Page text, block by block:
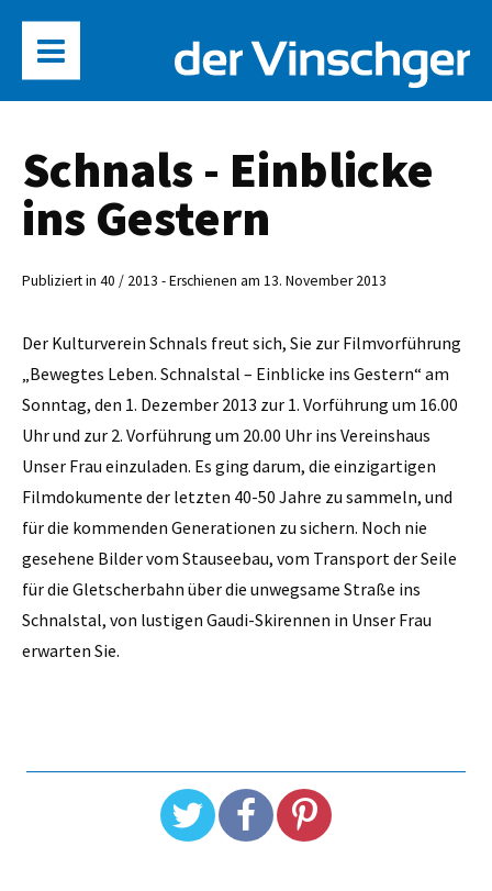
Schnals - Einblicke
ins Gestern
Publiziert in 40 / 2013 - Erschienen am 13. November 2013
Der Kulturverein Schnals freut sich, Sie zur Filmvorführung
„Bewegtes Leben. Schnalstal – Einblicke ins Gestern“ am
Sonntag, den 1. Dezember 2013 zur 1. Vorführung um 16.00
Uhr und zur 2. Vorführung um 20.00 Uhr ins Vereinshaus
Unser Frau einzuladen. Es ging darum, die einzigartigen
Filmdokumente der letzten 40-50 Jahre zu sammeln, und
für die kommenden Generationen zu sichern. Noch nie
gesehene Bilder vom Stauseebau, vom Transport der Seile
für die Gletscherbahn über die unwegsame Straße ins
Schnalstal, von lustigen Gaudi-Skirennen in Unser Frau
erwarten Sie.